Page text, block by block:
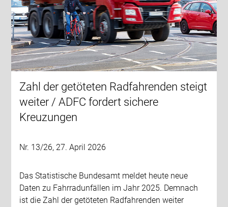
Zahl der getöteten Radfahrenden steigt
weiter / ADFC fordert sichere
Kreuzungen
Nr. 13/26, 27. April 2026
Das Statistische Bundesamt meldet heute neue
Daten zu Fahrradunfällen im Jahr 2025. Demnach
ist die Zahl der getöteten Radfahrenden weiter